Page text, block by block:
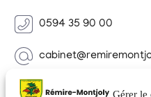
Gérer le
0594 35 90 00
Newsletter